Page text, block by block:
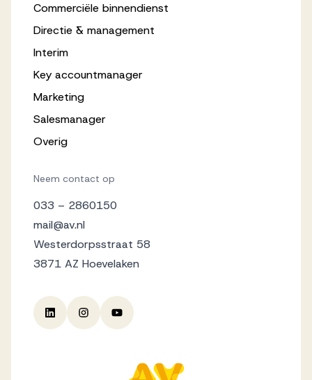
Commerciële binnendienst
Directie & management
Interim
Key accountmanager
Marketing
Salesmanager
Overig
Neem contact op
033 – 2860150
mail@av.nl
Westerdorpsstraat 58
3871 AZ Hoevelaken